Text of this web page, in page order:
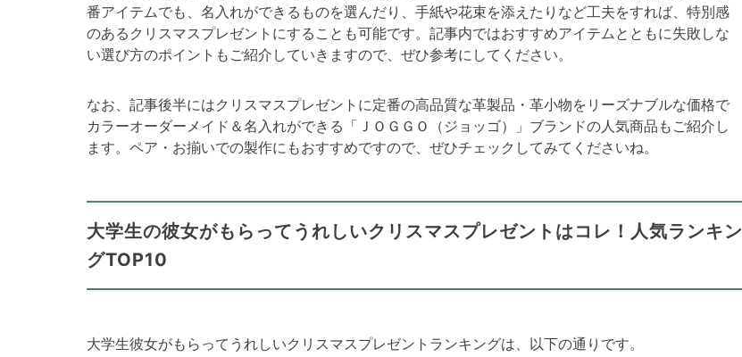
番アイテムでも、名入れができるものを選んだり、手紙や花束を添えたりなど工夫をすれば、特別感
のあるクリスマスプレゼントにすることも可能です。記事内ではおすすめアイテムとともに失敗しな
い選び方のポイントもご紹介していきますので、ぜひ参考にしてください。
なお、記事後半にはクリスマスプレゼントに定番の高品質な革製品・革小物をリーズナブルな価格で
カラーオーダーメイド＆名入れができる「ＪＯＧＧＯ（ジョッゴ）」ブランドの人気商品もご紹介し
ます。ペア・お揃いでの製作にもおすすめですので、ぜひチェックしてみてくださいね。
大学生の彼女がもらってうれしいクリスマスプレゼントはコレ！人気ランキン
グTOP10
大学生彼女がもらってうれしいクリスマスプレゼントランキングは、以下の通りです。